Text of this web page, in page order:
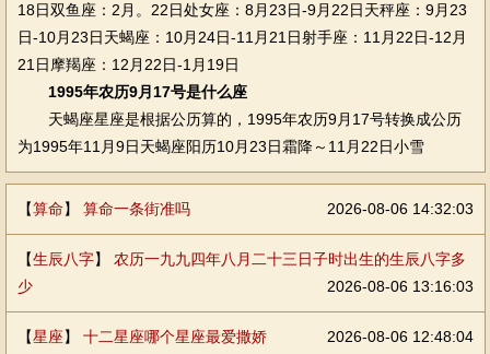
18日双鱼座：2月。22日处女座：8月23日-9月22日天秤座：9月23
日-10月23日天蝎座：10月24日-11月21日射手座：11月22日-12月
21日摩羯座：12月22日-1月19日
1995年农历9月17号是什么座
天蝎座星座是根据公历算的，1995年农历9月17号转换成公历
为1995年11月9日天蝎座阳历10月23日霜降～11月22日小雪
【算命】 算命一条街准吗 2026-08-06 14:32:03
【生辰八字】 农历一九九四年八月二十三日子时出生的生辰八字多
少
2026-08-06 13:16:03
【星座】 十二星座哪个星座最爱撒娇 2026-08-06 12:48:04